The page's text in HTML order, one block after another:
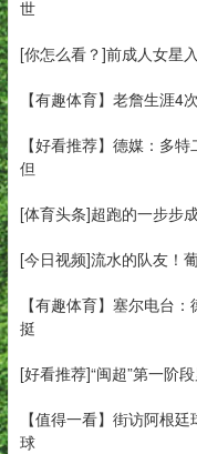
世
[你怎么看？]前成人女星
【有趣体育】老詹生涯4
【好看推荐】德媒：多
但
[体育头条]超跑的一步步
[今日视频]流水的队友！
【有趣体育】塞尔电台
挺
[好看推荐]“闽超”第一阶
【值得一看】街访阿根
球